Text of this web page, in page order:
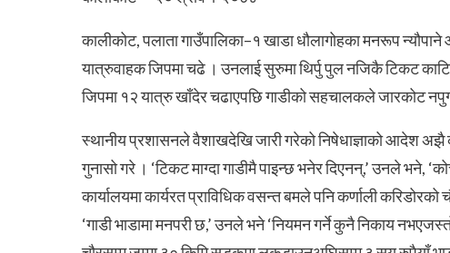
कालीकोट, पलाता गाउँपालिका–१ खाडा धौलागोहका मनरूप
यात्रुवाहक जिपमा चढे । उनलाई सुरुमा थिर्पु पुल नजिकै टिकट
जिपमा १२ यात्रु खाँदेर चढाएपछि गाडीको सहचालकले जारकोट
स्थानीय प्रशासनले वैशाखदेखि जारी गरेको निषेधाज्ञाको आदेश अझै
गुनासो गरे । ‘टिकट माग्दा गाडीमै पाइन्छ भनेर दिएनन्,’ उनले भने,
कार्यालयमा कार्यरत प्राविधिक वसन्त बमले पनि कर्णाली
‘गाडी भाडामा मनपरी छ,’ उनले भने ‘नियमन गर्ने कुनै निकाय